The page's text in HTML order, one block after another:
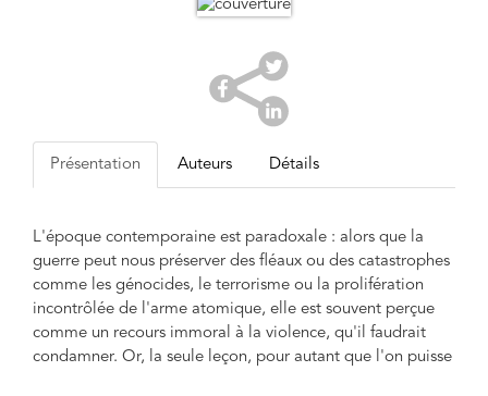
Présentation Auteurs Détails
L'époque contemporaine est paradoxale : alors que la
guerre peut nous préserver des fléaux ou des catastrophes
comme les génocides, le terrorisme ou la prolifération
incontrôlée de l'arme atomique, elle est souvent perçue
comme un recours immoral à la violence, qu'il faudrait
condamner. Or, la seule leçon, pour autant que l'on puisse